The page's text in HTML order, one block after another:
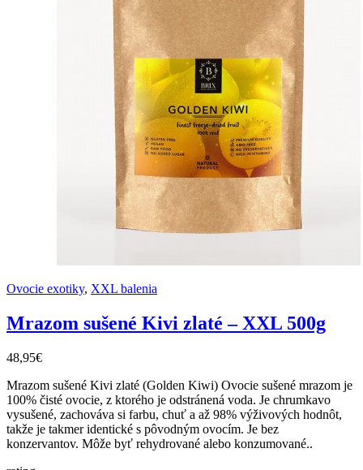
Ovocie exotiky, XXL balenia
Mrazom sušené Kivi zlaté – XXL 500g
48,95€
Mrazom sušené Kivi zlaté (Golden Kiwi) Ovocie sušené mrazom je
100% čisté ovocie, z ktorého je odstránená voda. Je chrumkavo
vysušené, zachováva si farbu, chuť a až 98% výživových hodnôt,
takže je takmer identické s pôvodným ovocím. Je bez
konzervantov. Môže byť rehydrované alebo konzumované..